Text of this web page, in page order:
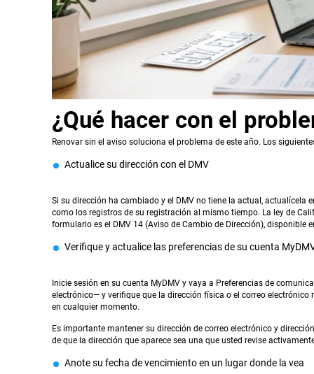
¿Qué hacer con el
Renovar sin el aviso soluciona el problema de este año. Los
Actualice su dirección con el DMV
Si su dirección ha cambiado y el DMV no tiene la actual,
como los registros de su registración al mismo tiempo. La ley de
formulario es el DMV 14 (Aviso de Cambio de Dirección), disponible
Verifique y actualice las preferencias de su cuenta
Inicie sesión en su cuenta MyDMV y vaya a Preferencias de
electrónico— y verifique que la dirección física o el correo
en cualquier momento.
Es importante mantener su dirección de correo electrónico y
de que la dirección que aparece sea una que usted revise
Anote su fecha de vencimiento en un lugar donde la vea